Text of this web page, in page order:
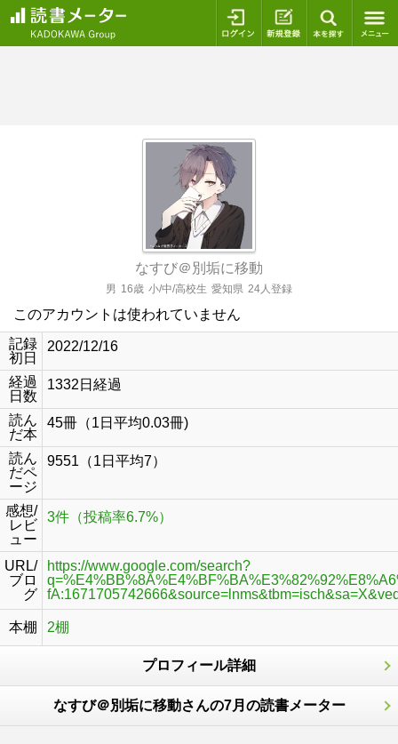
ログイン 新規登録
なすび＠別垢に移動
男 16歳 小/中/高校生 愛知県 24人登録
このアカウントは使われていません
記録
初日
2022/12/16
経過
日数
1332日経過
読ん
だ本
45冊（1日平均0.03冊)
読ん
だペ
ージ
9551（1日平均7）
感想/
レビ
ュー
3件（投稿率6.7%）
URL/
ブロ
グ
https://www.google.com/search?
本棚 2棚
プロフィール詳細
なすび＠別垢に移動さんの7月の読書メーター